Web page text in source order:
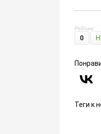
Рейтинг:
0
Теги к